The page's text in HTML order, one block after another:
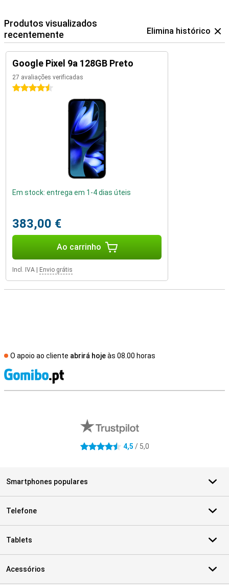
Produtos visualizados
recentemente
Elimina histórico
Google Pixel 9a 128GB Preto
27 avaliações verificadas
4.5 estrelas
Em stock: entrega em 1-4 dias úteis
383,00 €
Ao carrinho
Incl. IVA Envio grátis
O apoio ao cliente abrirá hojeàs 08.00 horas
4.5 estrelas 4,5 / 5,0
Smartphones populares
Telefone
Tablets
Acessórios